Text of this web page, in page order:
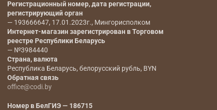
Регистрационный номер, дата регистрации,
регистрирующий орган
— 193666647, 17.01.2023г., Мингорисполком
Интернет-магазин зарегистрирован в Торговом
реестре Республики Беларусь
— №3984440
Страна, валюта
Республика Беларусь, белорусский рубль, BYN
Обратная связь
office@codi.by
Номер в БелГИЭ — 186715